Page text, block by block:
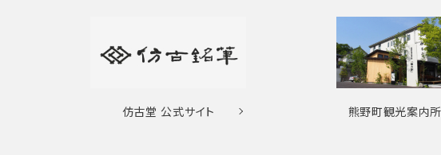
仿古堂 公式サイト 熊野町観光案内所